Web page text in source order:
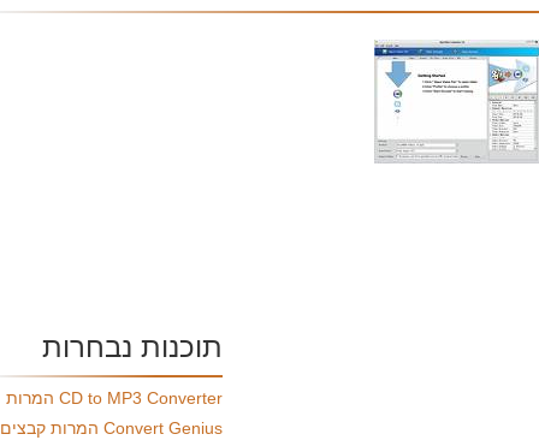
תוכנות נבחרות
CD to MP3 Converter המרות
Convert Genius המרות קבצים